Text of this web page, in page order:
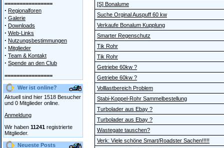
================
· Regionalforen
· Galerie
· Downloads
· Web-Links
· Nutzungsbestimmungen
· Mitglieder
· Team & Kontakt
· Spende an den Club
================
Wer ist online?
Aktuell sind hier 1518 Besucher
und 0 Mitglieder online.
Anmeldung
Wir haben 11241 registrierte
Mitglieder.
Neueste Posts
[S] Bonalume
Suche Orginal Auspuff 60 kw
Verkaufe Bonalum Kupplung
Smarter Regenschutz
Tik Rohr
Tik Rohr
Getriebe 60kw ?
Getriebe 60kw ?
Volllastbereich Problem
Stabi-Koppel-Rohr Sammelbestellung
Turbolader aus Ebay ?
Turbolader aus Ebay ?
Wastegate tauschen?
Verk: Viele schöne Smart/Roadster Sachen!!!!!